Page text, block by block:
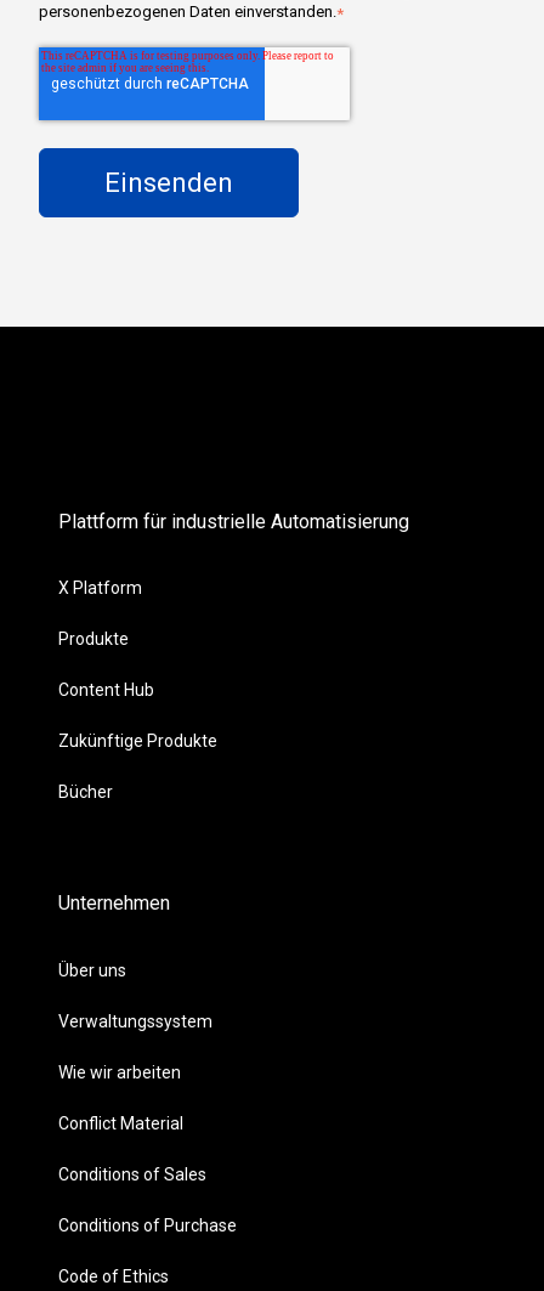
personenbezogenen Daten einverstanden. *
Plattform für industrielle Automatisierung
X Platform
Produkte
Content Hub
Zukünftige Produkte
Bücher
Unternehmen
Über uns
Verwaltungssystem
Wie wir arbeiten
Conflict Material
Conditions of Sales
Conditions of Purchase
Code of Ethics